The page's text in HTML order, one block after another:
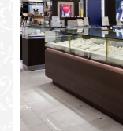
News
Sustainability